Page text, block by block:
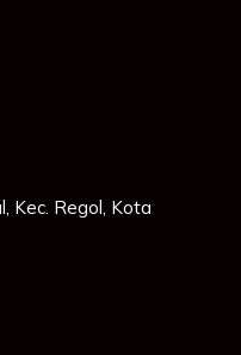
Kec. Regol, Kota